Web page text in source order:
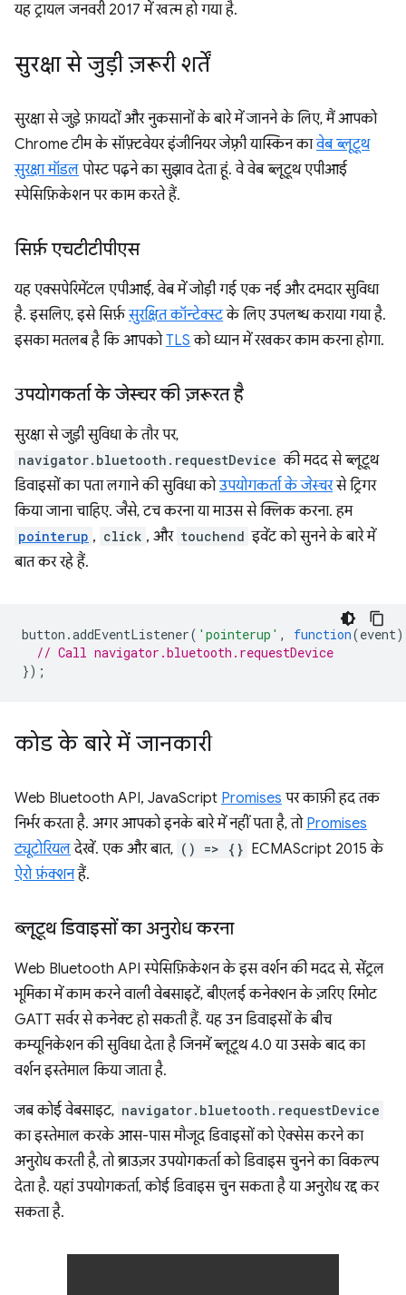
यह ट्रायल जनवरी 2017 में खत्म हो गया है.
सुरक्षा से जुड़ी ज़रूरी शर्तें
सुरक्षा से जुड़े फ़ायदों और नुकसानों के बारे में जानने के लिए, मैं आपको
Chrome टीम के सॉफ़्टवेयर इंजीनियर जेफ़्री यास्किन कावेब ब्लूटूथ
सुरक्षा मॉडल पोस्ट पढ़ने का सुझाव देता हूं. वे वेब ब्लूटूथ एपीआई
स्पेसिफ़िकेशन पर काम करते हैं.
सिर्फ़ एचटीटीपीएस
यह एक्सपेरिमेंटल एपीआई, वेब में जोड़ी गई एक नई और दमदार सुविधा
है. इसलिए, इसे सिर्फ़सुरक्षित कॉन्टेक्स्टके लिए उपलब्ध कराया गया है.
इसका मतलब है कि आपकोTLS को ध्यान में रखकर काम करना होगा.
उपयोगकर्ता के जेस्चर की ज़रूरत है
सुरक्षा से जुड़ी सुविधा के तौर पर,
navigator.bluetooth.requestDevice की मदद से ब्लूटूथ
डिवाइसों का पता लगाने की सुविधा कोउपयोगकर्ता के जेस्चरसे ट्रिगर
किया जाना चाहिए. जैसे, टच करना या माउस से क्लिक करना. हम
pointerup , click , और touchend इवेंट को सुनने के बारे में
बात कर रहे हैं.
button .addEventListener( 'pointerup' , function(event)
// Call navigator.bluetooth.requestDevice
});
कोड के बारे में जानकारी
Web Bluetooth API, JavaScript Promises पर काफ़ी हद तक
निर्भर करता है. अगर आपको इनके बारे में नहीं पता है, तो Promises
ट्यूटोरियलदेखें. एक और बात, () => {} ECMAScript 2015 के
ऐरो फ़ंक्शनहैं.
ब्लूटूथ डिवाइसों का अनुरोध करना
Web Bluetooth API स्पेसिफ़िकेशन के इस वर्शन की मदद से, सेंट्रल
भूमिका में काम करने वाली वेबसाइटें, बीएलई कनेक्शन के ज़रिए रिमोट
GATT सर्वर से कनेक्ट हो सकती हैं. यह उन डिवाइसों के बीच
कम्यूनिकेशन की सुविधा देता है जिनमें ब्लूटूथ 4.0 या उसके बाद का
वर्शन इस्तेमाल किया जाता है.
जब कोई वेबसाइट, navigator.bluetooth.requestDevice
का इस्तेमाल करके आस-पास मौजूद डिवाइसों को ऐक्सेस करने का
अनुरोध करती है, तो ब्राउज़र उपयोगकर्ता को डिवाइस चुनने का विकल्प
देता है. यहां उपयोगकर्ता, कोई डिवाइस चुन सकता है या अनुरोध रद्द कर
सकता है.